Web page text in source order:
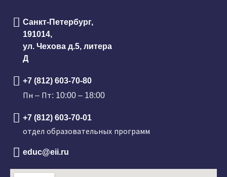
Санкт-Петербург,
191014,
ул. Чехова д.5, литера
Д
+7 (812) 603-70-80
Пн – Пт: 10:00 – 18:00
+7 (812) 603-70-01
отдел образовательных программ
educ@eii.ru